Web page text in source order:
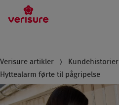
Breadcrumb
Verisure artikler
Kundehistorier
Hyttealarm førte til pågripelse